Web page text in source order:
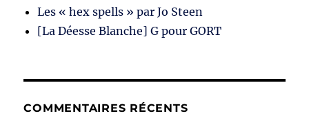
Les « hex spells » par Jo Steen
[La Déesse Blanche] G pour GORT
COMMENTAIRES RÉCENTS